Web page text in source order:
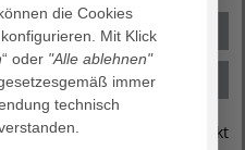
– doch was genau steckt
die Cookies
Mit Klick
“ oder "Alle ablehnen"
immer
technisch